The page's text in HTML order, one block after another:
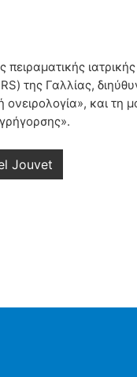
της Γαλλίας,
ονειρολογία», και
Jouvet